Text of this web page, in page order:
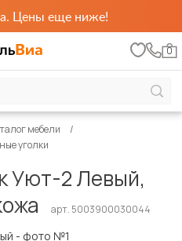
Цены еще ниже!
0
мебели
уголки
Уют-2 Левый,
арт. 5003900030044